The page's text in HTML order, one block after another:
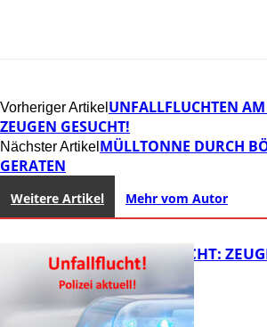
Vorheriger Artikel UNFALLFLUCHTEN
ZEUGEN GESUCHT!
Nächster Artikel MÜLLTONNE DURCH
GERATEN
Weitere Artikel Mehr vom Autor
UNFALLFLUCHT: